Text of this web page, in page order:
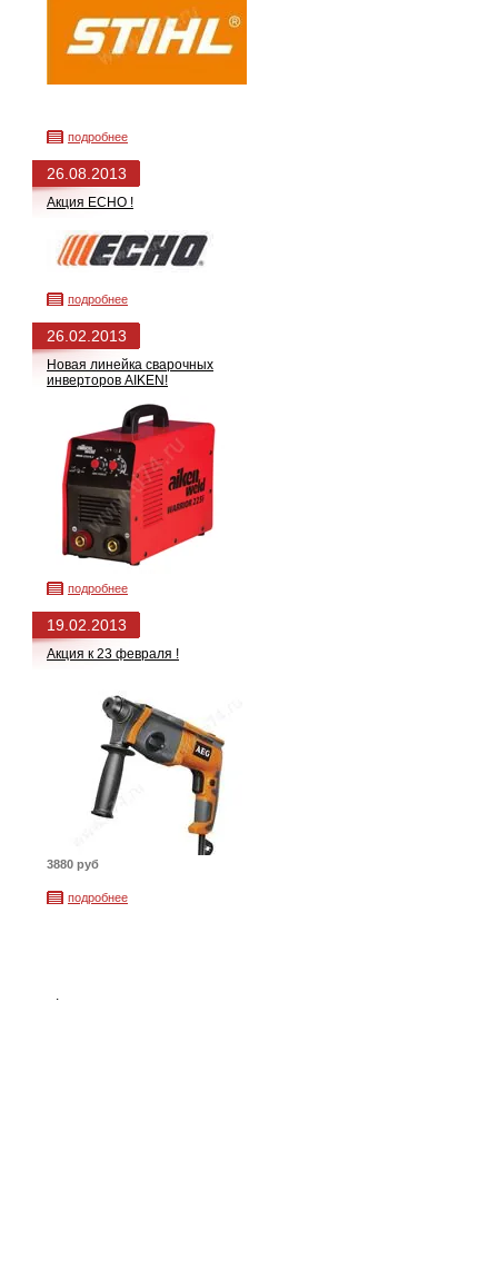
подробнее
26.08.2013
Акция ECHO !
подробнее
26.02.2013
Новая линейка сварочных
инверторов AIKEN!
подробнее
19.02.2013
Акция к 23 февраля !
3880 руб
подробнее
.